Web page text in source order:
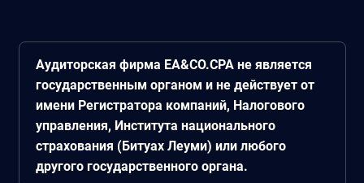
Аудиторская фирма EA&CO.CPA не является
государственным органом и не действует от
имени Регистратора компаний, Налогового
управления, Института национального
страхования (Битуах Леуми) или любого
другого государственного органа.